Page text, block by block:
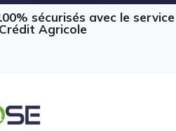
sécurisés avec le service
Agricole